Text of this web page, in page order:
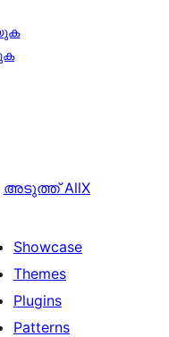
അടുത്ത്AllX
Showcase
Themes
Plugins
Patterns